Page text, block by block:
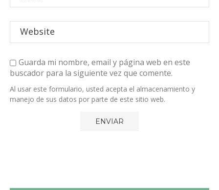
Guarda mi nombre, email y página web en este
buscador para la siguiente vez que comente.
Al usar este formulario, usted acepta el almacenamiento y
manejo de sus datos por parte de este sitio web.